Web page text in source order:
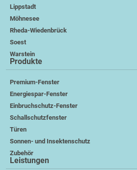
Lippstadt
Möhnesee
Rheda-Wiedenbrück
Soest
Warstein
Produkte
Premium-Fenster
Energiespar-Fenster
Einbruchschutz-Fenster
Schallschutzfenster
Türen
Sonnen- und Insektenschutz
Zubehör
Leistungen